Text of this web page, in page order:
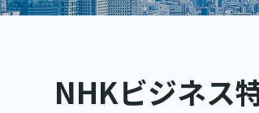
NHKビジネス